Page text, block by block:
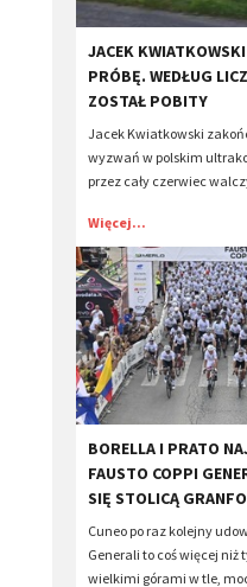
​JACEK
PRÓBĘ. WEDŁUG
ZOSTAŁ POBITY
Jacek Kwiatkowski
wyzwań w polskim
przez cały czerwiec
Więcej...
​BORELLA I PRATO
FAUSTO COPPI
SIĘ STOLICĄ
Cuneo po raz kolejny
Generali to coś więcej niż
wielkimi górami w tle,